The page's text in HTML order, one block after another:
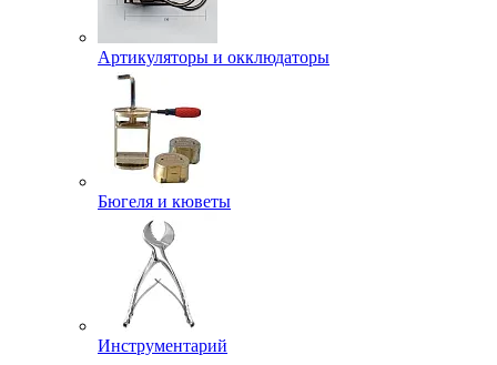
Артикуляторы и окклюдаторы
Бюгеля и кюветы
Инструментарий